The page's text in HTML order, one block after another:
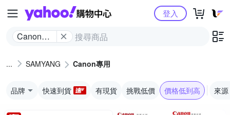
Yahoo購物中心
Canon專
登入
SAMYANG Canon專用
品牌 快速到貨 有現貨 挑戰低價 價格低到高 來源